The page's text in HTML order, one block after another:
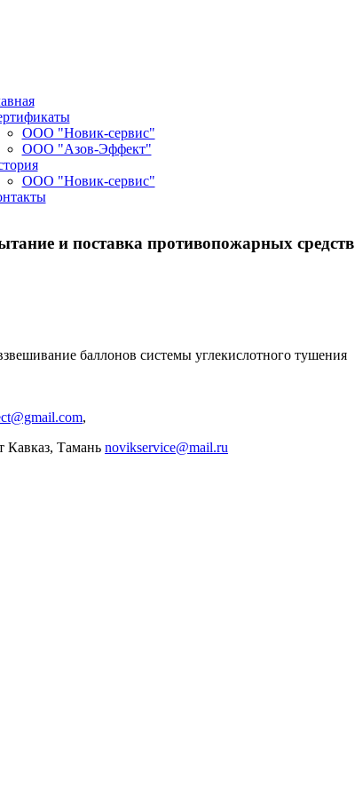
ООО "Новик-сервис"
ООО "Азов-Эффект"
ООО "Новик-сервис"
и поставка противопожарных средств
баллонов системы углекислотного тушения
,
Тамань novikservice@mail.ru